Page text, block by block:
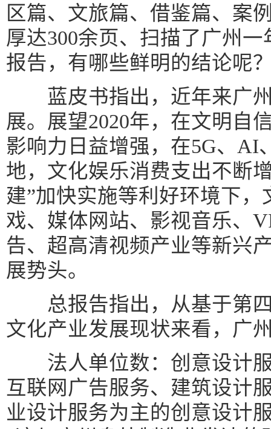
区篇、文旅篇、借鉴篇、案
厚达300余页、扫描了广州
报告，有哪些鲜明的结论
蓝皮书指出，近年来广州
展。展望2020年，在文明自
影响力日益增强，在5G、AI
地，文化娱乐消费支出不断
建”加快实施等利好环境下
戏、媒体网站、影视音乐、
告、超高清视频产业等新兴
展势头。
总报告指出，从基于第四
文化产业发展现状来看，广
法人单位数：创意设计服
互联网广告服务、建筑设计
业设计服务为主的创意设计